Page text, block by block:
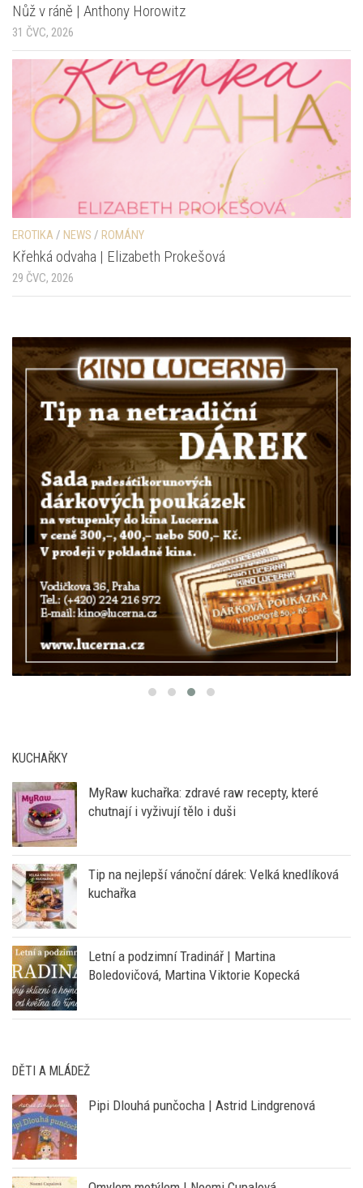
Nůž v ráně | Anthony Horowitz
31 ČVC, 2026
EROTIKA / NEWS / ROMÁNY
Křehká odvaha | Elizabeth Prokešová
29 ČVC, 2026
KUCHAŘKY
MyRaw kuchařka: zdravé raw recepty, které
chutnají i vyživují tělo i duši
Tip na nejlepší vánoční dárek: Velká knedlíková
kuchařka
Letní a podzimní Tradinář | Martina
Boledovičová, Martina Viktorie Kopecká
DĚTI A MLÁDEŽ
Pipi Dlouhá punčocha | Astrid Lindgrenová